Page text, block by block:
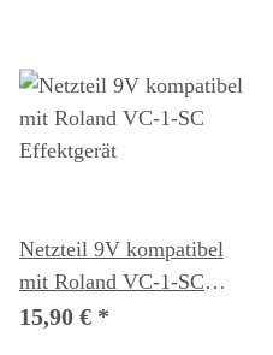
Netzteil 9V kompatibel
mit Roland VC-1-SC
Effektgerät
15,90 € *